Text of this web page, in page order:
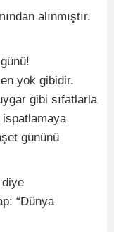
alınmıştır.
yok gibidir.
gibi sıfatlarla
ispatlamaya
gününü
diye
“Dünya